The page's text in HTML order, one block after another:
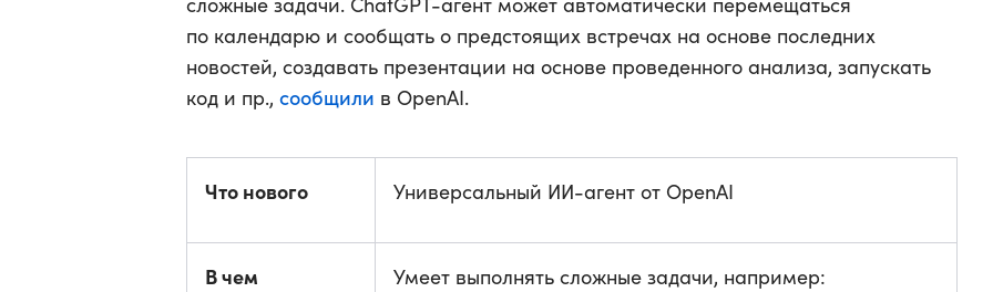
по календарю и сообщать о предстоящих встречах на основе последних
новостей, создавать презентации на основе проведенного анализа, запускать
код и пр., сообщили в OpenAI.
Что нового Универсальный ИИ-агент от OpenAI
В чем
Умеет выполнять сложные задачи, например: